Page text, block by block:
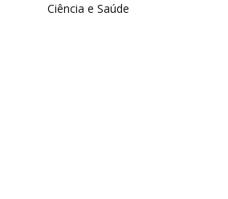
Ciência e Saúde